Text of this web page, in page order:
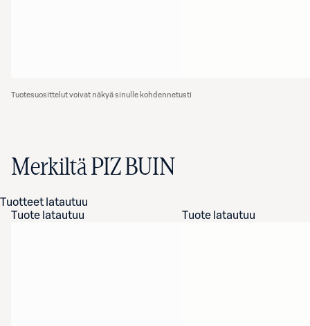
Tuotesuosittelut voivat näkyä sinulle kohdennetusti
Merkiltä PIZ BUIN
Tuotteet latautuu
Tuote latautuu
Tuote latautuu